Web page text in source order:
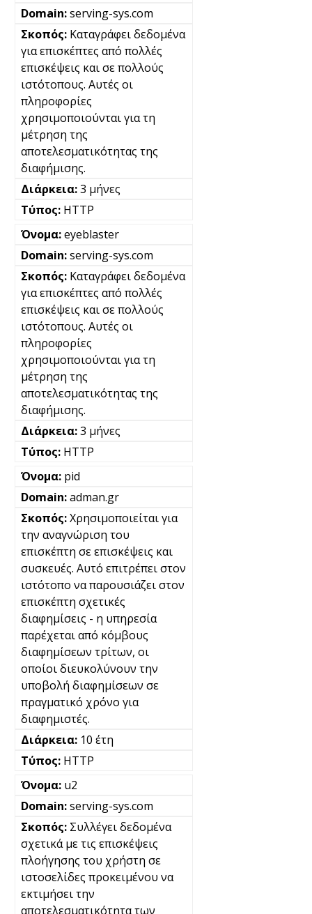
serving-sys.com
Καταγράφει δεδομένα
για επισκέπτες από πολλές
επισκέψεις και σε πολλούς
ιστότοπους. Αυτές οι
πληροφορίες
χρησιμοποιούνται για τη
μέτρηση της
αποτελεσματικότητας της
διαφήμισης.
3 μήνες
HTTP
eyeblaster
serving-sys.com
Καταγράφει δεδομένα
για επισκέπτες από πολλές
επισκέψεις και σε πολλούς
ιστότοπους. Αυτές οι
πληροφορίες
χρησιμοποιούνται για τη
μέτρηση της
αποτελεσματικότητας της
διαφήμισης.
3 μήνες
HTTP
pid
adman.gr
Χρησιμοποιείται για
την αναγνώριση του
επισκέπτη σε επισκέψεις και
συσκευές. Αυτό επιτρέπει στον
ιστότοπο να παρουσιάζει στον
επισκέπτη σχετικές
διαφημίσεις - η υπηρεσία
παρέχεται από κόμβους
διαφημίσεων τρίτων, οι
οποίοι διευκολύνουν την
υποβολή διαφημίσεων σε
πραγματικό χρόνο για
διαφημιστές.
10 έτη
HTTP
u2
serving-sys.com
Συλλέγει δεδομένα
σχετικά με τις επισκέψεις
πλοήγησης του χρήστη σε
ιστοσελίδες προκειμένου να
εκτιμήσει την
αποτελεσματικότητα των